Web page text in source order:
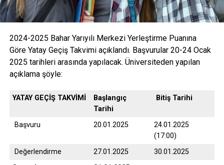
2024-2025 Bahar Yarıyılı Merkezi Yerleştirme Puanına
Göre Yatay Geçiş Takvimi açıklandı. Başvurular 20-24 Ocak
2025 tarihleri arasında yapılacak. Üniversiteden yapılan
açıklama şöyle:
YATAY GEÇİŞ TAKVİMİ
Başlangıç
Tarihi
Bitiş Tarihi
Başvuru 20.01.2025
24.01.2025
(17:00)
Değerlendirme
27.01.2025
30.01.2025